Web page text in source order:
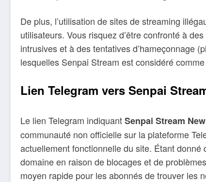
De plus, l’utilisation de sites de streaming
utilisateurs. Vous risquez d’être confronté à
intrusives et à des tentatives d’hameçonnage
lesquelles Senpai Stream est considéré
Lien Telegram vers Senpai
Le lien Telegram indiquantSenpai Stream
communauté non officielle sur la plateforme
actuellement fonctionnelle du site. Étant
domaine en raison de blocages et de
moyen rapide pour les abonnés de trouver les